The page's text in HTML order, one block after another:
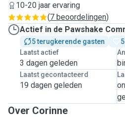
10-20 jaar ervaring
(7 beoordelingen)
Actief in de Pawshake
5 terugkerende gasten
Laatst actief
3 dagen geleden
Laatst gecontacteerd
19 dagen geleden
Over Corinne